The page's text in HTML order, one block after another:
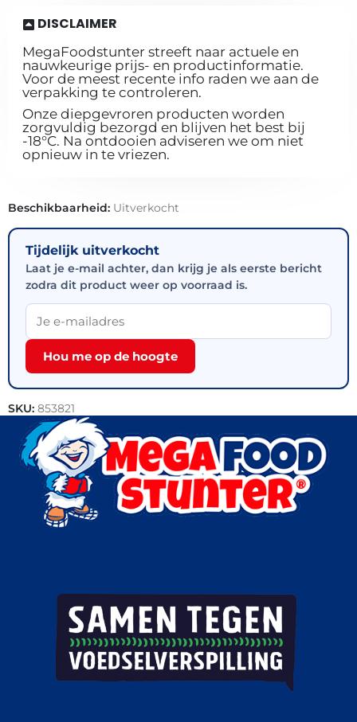
DISCLAIMER
MegaFoodstunter streeft naar actuele en
nauwkeurige prijs- en productinformatie.
Voor de meest recente info raden we aan de
verpakking te controleren.
Onze diepgevroren producten worden
zorgvuldig bezorgd en blijven het best bij
-18°C. Na ontdooien adviseren we om niet
opnieuw in te vriezen.
Beschikbaarheid: Uitverkocht
Tijdelijk uitverkocht
Laat je e-mail achter, dan krijg je als eerste bericht
zodra dit product weer op voorraad is.
Hou me op de hoogte
SKU: 853821
Categorie: Outlet